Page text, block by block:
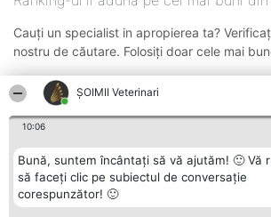
ȘOIMII Veterinari
10:06
Bună, suntem încântați să vă ajutăm! 🙂 Vă
să faceți clic pe subiectul de conversație
corespunzător! 🙂
Cauți un specialist in apropierea ta?
nostru de căutare. Folosiți doar cele mai